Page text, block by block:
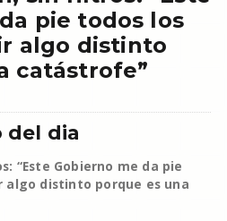
pie todos los
algo distinto
catástrofe”
del dia
“Este Gobierno me da pie
algo distinto porque es una